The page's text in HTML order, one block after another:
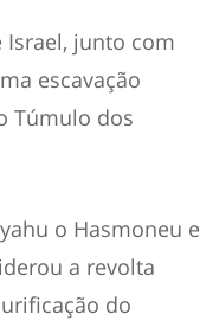
Israel, junto com
escavação
Túmulo dos
o Hasmoneu e
a revolta
do